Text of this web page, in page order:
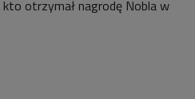
otrzymał nagrodę Nobla w